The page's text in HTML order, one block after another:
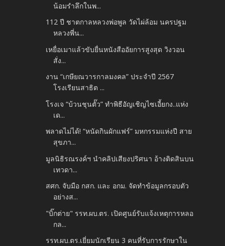
น้อมรำลึกในพ...
112 ปี ชาตกาลหลวงพ่อพูล วัดไผ่ล้อม นครปฐม
หลวงพี่น...
เหยื่อเมาแล้วขับยื่นหนังสืออัยการสูงสุด วิงวอน
สั่ง...
งาน “เกษียณวารกาลมงคล” ประจำปี 2567
โรงเรียนสาธิต ...
โรงเจ “บ้วนชุนตั๊ว” ทำพิธีอัญเชิญไซเอี้ยกง..แห่ง
เด...
พลาดไม่ได้! “หนัดกินผักแฟร์” มหกรรมแห่งปี สาย
สุขภา...
มูลนิธิรณรงค์ฯ นำคลิปเสียงปริศนา อ้างติดสินบน
เทวดา...
สศก. จับมือ กสก. และ อกม. จัดทำข้อมูลกรอบตัว
อย่างส...
"บิ๊กต่าย" รรท.ผบ.ตร. เปิดศูนย์รับแจ้งเหตุการหลอ
กล...
รรท.ผบ.ตร.เยี่ยมนักเรียน 3 คนที่รับการรักษาใน